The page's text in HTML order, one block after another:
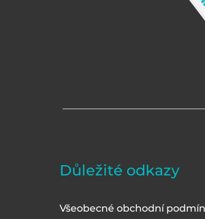
Důležité odkazy
Všeobecné obchodní